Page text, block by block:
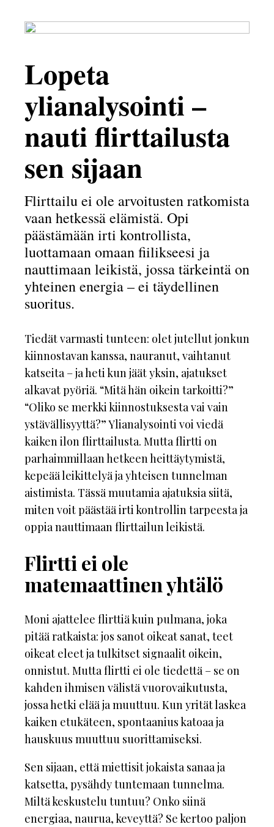
Lopeta
ylianalysointi –
nauti flirttailusta
sen sijaan
Flirttailu ei ole arvoitusten ratkomista
vaan hetkessä elämistä. Opi
päästämään irti kontrollista,
luottamaan omaan fiilikseesi ja
nauttimaan leikistä, jossa tärkeintä on
yhteinen energia – ei täydellinen
suoritus.
Tiedät varmasti tunteen: olet jutellut jonkun
kiinnostavan kanssa, nauranut, vaihtanut
katseita – ja heti kun jäät yksin, ajatukset
alkavat pyöriä. “Mitä hän oikein tarkoitti?”
“Oliko se merkki kiinnostuksesta vai vain
ystävällisyyttä?” Ylianalysointi voi viedä
kaiken ilon flirttailusta. Mutta flirtti on
parhaimmillaan hetkeen heittäytymistä,
kepeää leikittelyä ja yhteisen tunnelman
aistimista. Tässä muutamia ajatuksia siitä,
miten voit päästää irti kontrollin tarpeesta ja
oppia nauttimaan flirttailun leikistä.
Flirtti ei ole
matemaattinen yhtälö
Moni ajattelee flirttiä kuin pulmana, joka
pitää ratkaista: jos sanot oikeat sanat, teet
oikeat eleet ja tulkitset signaalit oikein,
onnistut. Mutta flirtti ei ole tiedettä – se on
kahden ihmisen välistä vuorovaikutusta,
jossa hetki elää ja muuttuu. Kun yrität laskea
kaiken etukäteen, spontaanius katoaa ja
hauskuus muuttuu suorittamiseksi.
Sen sijaan, että miettisit jokaista sanaa ja
katsetta, pysähdy tuntemaan tunnelma.
Miltä keskustelu tuntuu? Onko siinä
energiaa, naurua, keveyttä? Se kertoo paljon